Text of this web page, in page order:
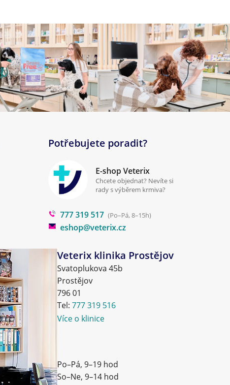
Potřebujete poradit?
E-shop Veterix
Chcete objednat? Nevíte si
rady s výběrem krmiva?
777 319 517 (Po–Pá, 8–15h)
eshop@veterix.cz
Veterix klinika Prostějov
Svatoplukova 45b
Prostějov
796 01
Tel: 777 319 516
Více o klinice
Po–Pá, 9–19 hod
So–Ne, 9–14 hod